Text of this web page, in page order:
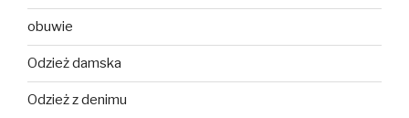
obuwie
Odzież damska
Odzież z denimu